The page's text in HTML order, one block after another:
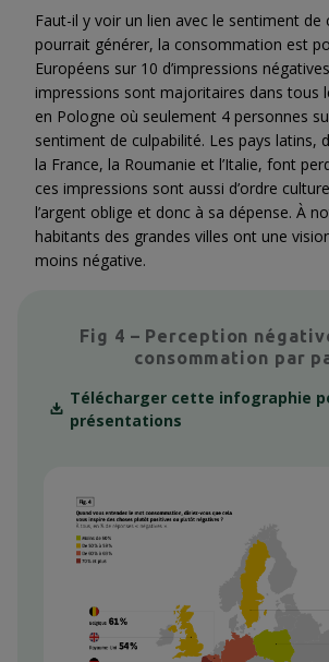
Faut-il y voir un lien avec le sentiment de
pourrait générer, la consommation est
Européens sur 10 d’impressions négatives
impressions sont majoritaires dans tous
en Pologne où seulement 4 personnes
sentiment de culpabilité. Les pays latins,
la France, la Roumanie et l’Italie, font
ces impressions sont aussi d’ordre
l’argent oblige et donc à sa dépense. À
habitants des grandes villes ont une
moins négative.
Fig 4 – Perception
consommation par
Télécharger cette infographie
présentations